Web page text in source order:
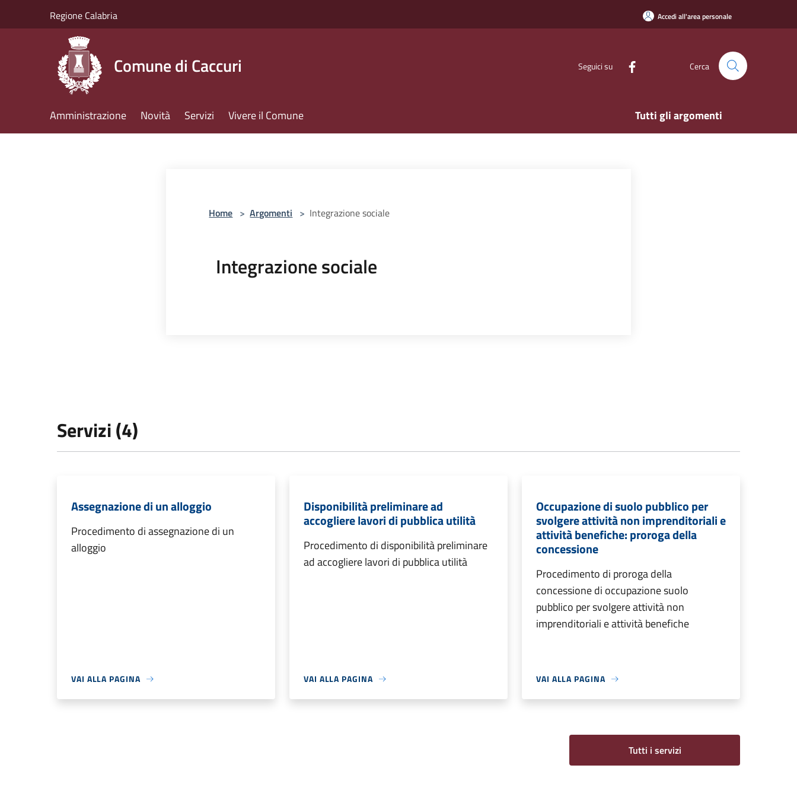
Regione Calabria Accedi all'area personale
Comune di Caccuri Seguici su Cerca
Amministrazione Novità Servizi Vivere il Comune Tutti gli argomenti
Home > Argomenti > Integrazione sociale
Integrazione sociale
Servizi (4)
Assegnazione di un alloggio
Procedimento di assegnazione di un
alloggio
VAI ALLA PAGINA
Disponibilità preliminare ad
accogliere lavori di pubblica utilità
Procedimento di disponibilità preliminare
ad accogliere lavori di pubblica utilità
VAI ALLA PAGINA
Occupazione di suolo pubblico per
svolgere attività non imprenditoriali e
attività benefiche: proroga della
concessione
Procedimento di proroga della
concessione di occupazione suolo
pubblico per svolgere attività non
imprenditoriali e attività benefiche
VAI ALLA PAGINA
Tutti i servizi